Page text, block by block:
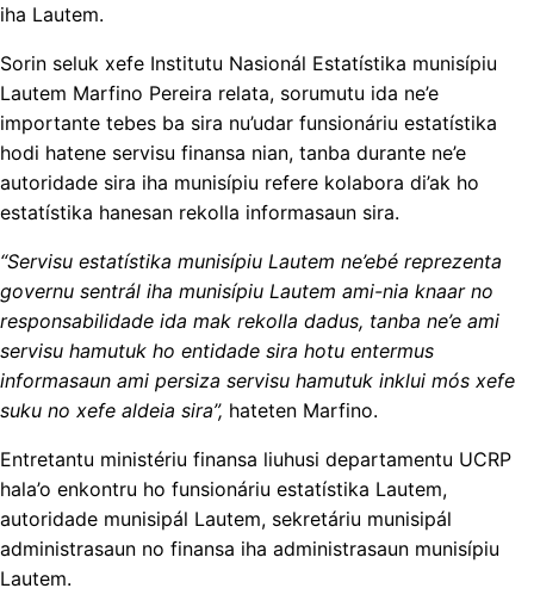
iha Lautem.
Sorin seluk xefe Institutu Nasionál Estatístika munisípiu
Lautem Marfino Pereira relata, sorumutu ida ne’e
importante tebes ba sira nu’udar funsionáriu estatístika
hodi hatene servisu finansa nian, tanba durante ne’e
autoridade sira iha munisípiu refere kolabora di’ak ho
estatístika hanesan rekolla informasaun sira.
“Servisu estatístika munisípiu Lautem ne’ebé reprezenta
governu sentrál iha munisípiu Lautem ami-nia knaar no
responsabilidade ida mak rekolla dadus, tanba ne’e ami
servisu hamutuk ho entidade sira hotu entermus
informasaun ami persiza servisu hamutuk inklui mós xefe
suku no xefe aldeia sira”, hateten Marfino.
Entretantu ministériu finansa liuhusi departamentu UCRP
hala’o enkontru ho funsionáriu estatístika Lautem,
autoridade munisipál Lautem, sekretáriu munisipál
administrasaun no finansa iha administrasaun munisípiu
Lautem.